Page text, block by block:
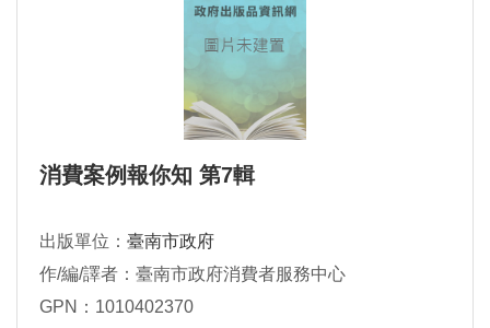
消費案例報你知 第7輯
出版單位： 臺南市政府
作/編/譯者：臺南市政府消費者服務中心
GPN：1010402370